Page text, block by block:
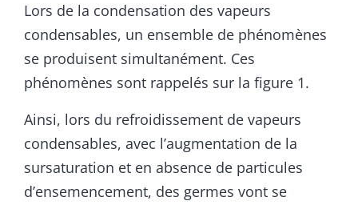
Lors de la condensation des vapeurs
condensables, un ensemble de phénomènes
se produisent simultanément. Ces
phénomènes sont rappelés sur la figure 1.
Ainsi, lors du refroidissement de vapeurs
condensables, avec l’augmentation de la
sursaturation et en absence de particules
d’ensemencement, des germes vont se